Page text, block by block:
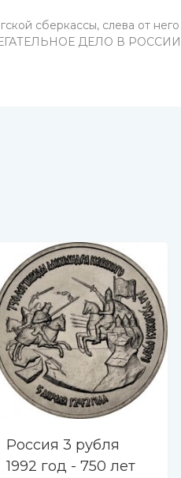
сберкассы, слева от
ДЕЛО В
Россия 3 рубля
1992 год - 750 лет